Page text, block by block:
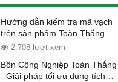
Hướng dẫn kiểm tra mã vạch
trên sản phẩm Toàn Thắng
2.708 lượt xem
Bồn Công Nghiệp Toàn Thắng
- Giải pháp tối ưu dung tích